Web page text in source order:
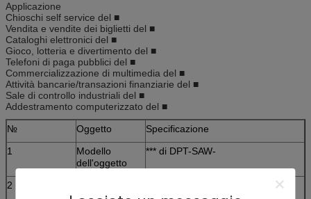
Applicazione
Chioschi self service del ■
Vendita e vendite dei biglietti del ■
Cataloghi elettronici del ■
Gioco, lotteria e divertimento del ■
Telefoni di paga pubblici del ■
Commercializzazione di multimedia del ■
Attività bancarie/transazioni finanziarie del ■
Sale di controllo industriali del ■
Addestramento computerizzato del ■
№
Oggetto
Specificazione
1
Modello
dell'oggetto
*** di DPT-SAW-
2